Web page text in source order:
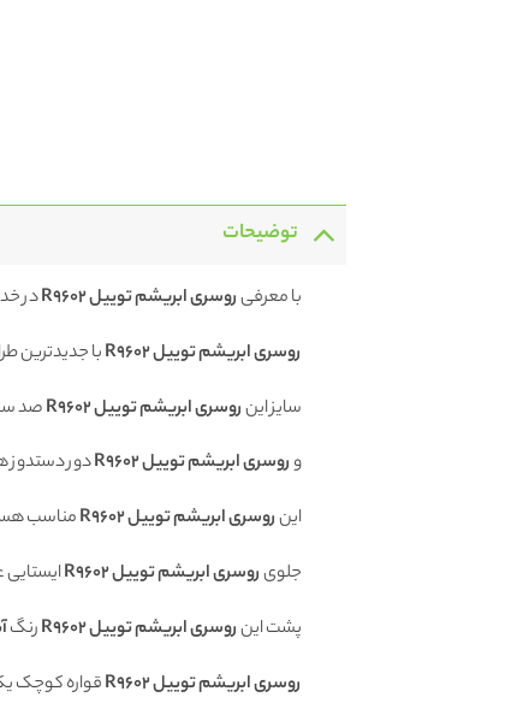
توضیحات
با معرفیروسری ابریشم توییل R9602 در
روسری ابریشم توییل R9602
با جدیدترین
سایز اینروسری ابریشم توییل R9602 صد
وروسری ابریشم توییل R9602 دور
اینروسری ابریشم توییل R9602 مناسب
جلویروسری ابریشم توییل R9602 ایستایی
پشت اینروسری ابریشم توییل R9602 رنگ
روسری ابریشم توییل R9602
قواره کوچک